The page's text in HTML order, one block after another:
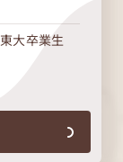
大卒業生